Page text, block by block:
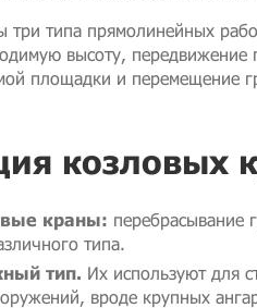
три типа прямолинейных
высоту, передвижение
площадки и перемещение
козловых
краны: перебрасывание
типа.
тип. Их используют для
вроде крупных